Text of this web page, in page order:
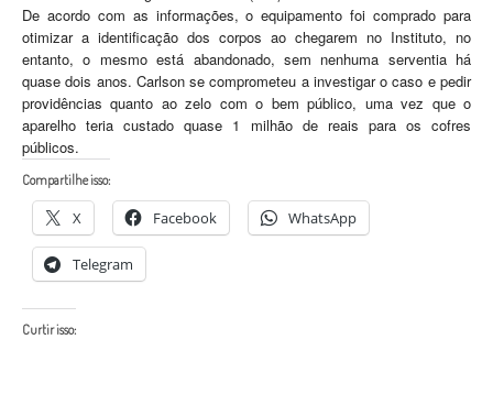
De acordo com as informações, o equipamento foi comprado para
otimizar a identificação dos corpos ao chegarem no Instituto, no
entanto, o mesmo está abandonado, sem nenhuma serventia há
quase dois anos. Carlson se comprometeu a investigar o caso e pedir
providências quanto ao zelo com o bem público, uma vez que o
aparelho teria custado quase 1 milhão de reais para os cofres
públicos.
Compartilhe isso:
X Facebook WhatsApp
Telegram
Curtir isso: